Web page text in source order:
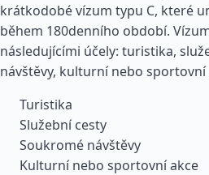
krátkodobé vízum typu C, které
během 180denního období.
následujícími účely: turistika,
návštěvy, kulturní nebo sportovní
Turistika
Služební cesty
Soukromé návštěvy
Kulturní nebo sportovní akce